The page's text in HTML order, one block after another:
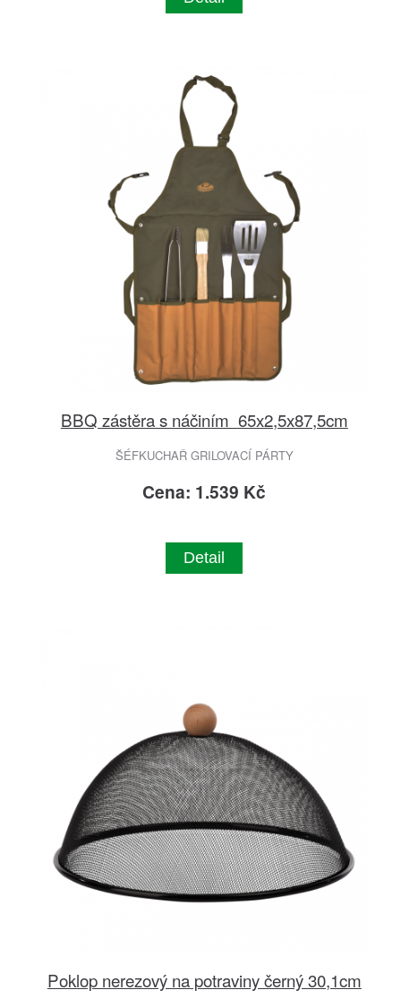
BBQ zástěra s náčiním 65x2,5x87,5cm
ŠÉFKUCHAŘ GRILOVACÍ PÁRTY
Cena: 1.539 Kč
Detail
Poklop nerezový na potraviny černý 30,1cm